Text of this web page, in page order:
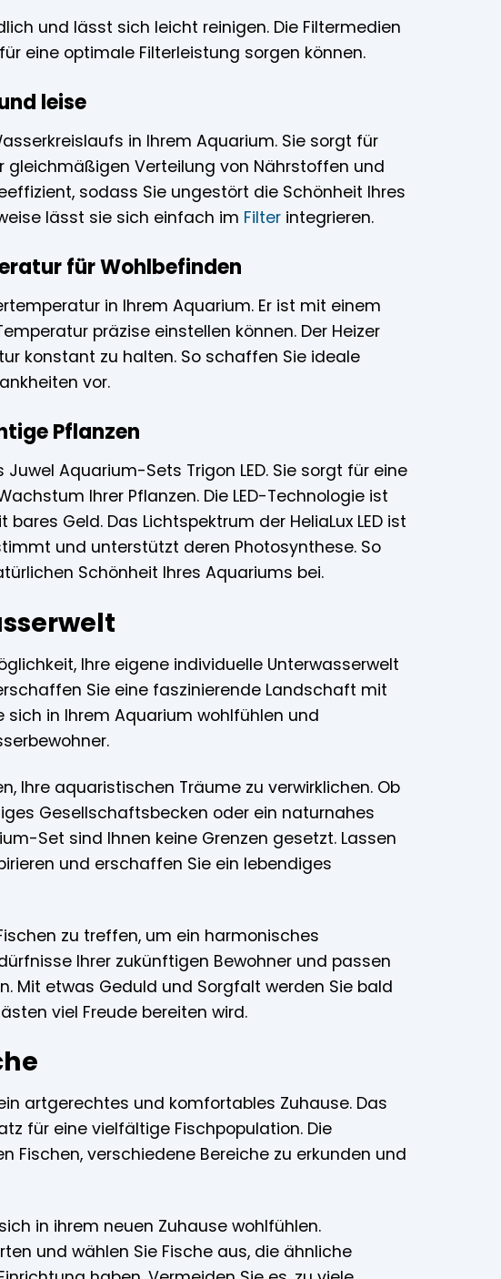
und lässt sich leicht reinigen. Die Filtermedien
eine optimale Filterleistung sorgen können.
leise
in Ihrem Aquarium. Sie sorgt für
Verteilung von Nährstoffen und
sodass Sie ungestört die Schönheit Ihres
lässt sie sich einfach im Filter integrieren.
für Wohlbefinden
in Ihrem Aquarium. Er ist mit einem
präzise einstellen können. Der Heizer
konstant zu halten. So schaffen Sie ideale
vor.
Pflanzen
Aquarium-Sets Trigon LED. Sie sorgt für eine
Ihrer Pflanzen. Die LED-Technologie ist
Geld. Das Lichtspektrum der HeliaLux LED ist
und unterstützt deren Photosynthese. So
Schönheit Ihres Aquariums bei.
Ihre eigene individuelle Unterwasserwelt
Sie eine faszinierende Landschaft mit
sich in Ihrem Aquarium wohlfühlen und
Ihre aquaristischen Träume zu verwirklichen. Ob
Gesellschaftsbecken oder ein naturnahes
Set sind Ihnen keine Grenzen gesetzt. Lassen
und erschaffen Sie ein lebendiges
zu treffen, um ein harmonisches
Ihrer zukünftigen Bewohner und passen
Mit etwas Geduld und Sorgfalt werden Sie bald
viel Freude bereiten wird.
artgerechtes und komfortables Zuhause. Das
für eine vielfältige Fischpopulation. Die
verschiedene Bereiche zu erkunden und
in ihrem neuen Zuhause wohlfühlen.
und wählen Sie Fische aus, die ähnliche